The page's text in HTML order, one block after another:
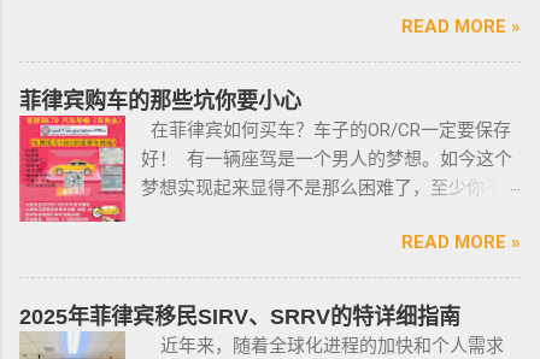
丶精神病学检查丶国家警察许可丶参加菲律宾
宾的相关法律，一些行业的从业人员如律师丶
菲律宾律师协会的成员丶注册会计师丶有资质
的媒体从业人员丶出纳丶银行柜员丶天主教神
父丶基督教牧师丶犹太教拉比丶伊斯兰教阿訇
小型枪械，原因是他们的职业“岌岌可危”。 只有
处于实际的威胁之下，或者由于职业丶专业或
商业性质而处于危险之中的人，才会被认定为
有资格申请。 由于经商需要，存在较高风险成
工签，47a(2)签证，降签之后，也是带离境令
的，移民局要求必须离境。 多数情况下，被发
离境令，只要在规定时间内离开菲律宾，是不
会上移民局黑名单的。想了解更多最新信息欢
迎联系和咨询我们，微信：BGC998 电报
@BGC998 Whats app：+63 912-0912-222 电
话：0912-0912-222 优先使用TG免验证，咨询
请主动告知咨询项目，菲律宾MAKATI 实体公
什么是遣返令VDO（Voluntary Deportation
Order） 一般都是非法行为导致被遣返，情节比
READ MORE »
菲律宾购车的那些坑你要小心
在菲律宾如何买车？车子的OR/CR一定要保存
好！ 有一辆座驾是一个男人的梦想。如今这个
梦想实现起来显得不是那么困难了，至少你不
律宾就可以买一辆代步车，所以此贴仅供预算
有限的新人提供参考，大神勿喷。 废话不多
说，菲律宾买车的时候最好选择本地人开的车
行，年限4年内的最好，一般没啥通病，最好自
READ MORE »
2025年菲律宾移民SIRV、SRRV的特详细指南
近年来，随着全球化进程的加快和个人需求